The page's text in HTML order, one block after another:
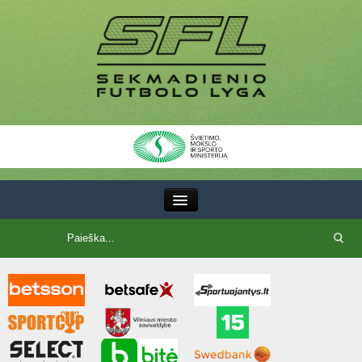
SFL taurė
7x7 CUP